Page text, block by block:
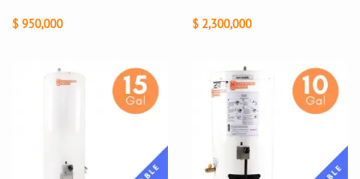
$ 950,000 $ 2,300,000